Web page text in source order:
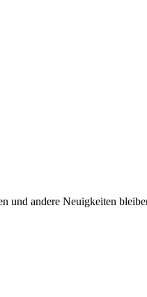
und andere Neuigkeiten